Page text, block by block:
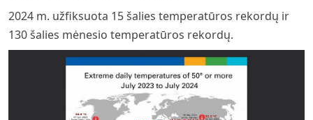
2024 m. užfiksuota 15 šalies temperatūros rekordų ir
130 šalies mėnesio temperatūros rekordų.